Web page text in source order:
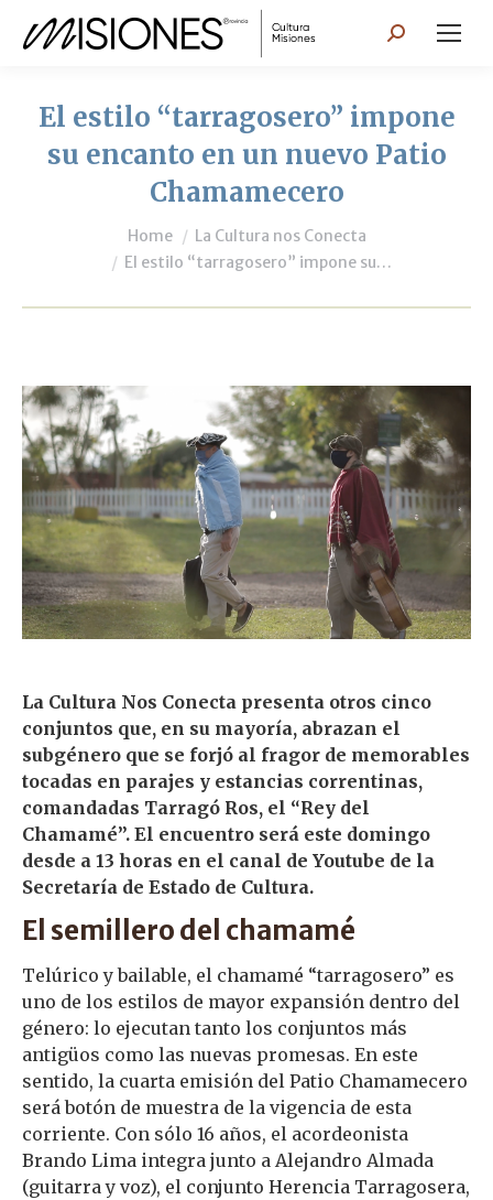
Search:
El estilo “tarragosero” impone
su encanto en un nuevo Patio
Chamamecero
You are here:Home
La Cultura nos Conecta
El estilo “tarragosero” impone su…
La Cultura Nos Conecta presenta otros cinco
conjuntos que, en su mayoría, abrazan el
subgénero que se forjó al fragor de memorables
tocadas en parajes y estancias correntinas,
comandadas Tarragó Ros, el “Rey del
Chamamé”. El encuentro será este domingo
desde a 13 horas en el canal de Youtube de la
Secretaría de Estado de Cultura.
El semillero del chamamé
Telúrico y bailable, el chamamé “tarragosero” es
uno de los estilos de mayor expansión dentro del
género: lo ejecutan tanto los conjuntos más
antigüos como las nuevas promesas. En este
sentido, la cuarta emisión del Patio Chamamecero
será botón de muestra de la vigencia de esta
corriente. Con sólo 16 años, el acordeonista
Brando Lima integra junto a Alejandro Almada
(guitarra y voz), el conjunto Herencia Tarragosera,